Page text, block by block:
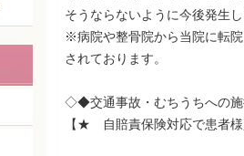
そうならないように今後発生
※病院や整骨院から当院に転
されております。
◇◆交通事故・むちうちへの
【★ 自賠責保険対応で患者